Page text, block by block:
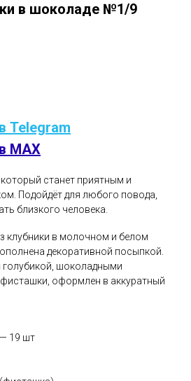
в шоколаде №1/9
Telegram
MAX
станет приятным и
Подойдёт для любого повода,
близкого человека.
клубники в молочном и белом
декоративной посыпкой.
голубикой, шоколадными
оформлен в аккуратный
19 шт